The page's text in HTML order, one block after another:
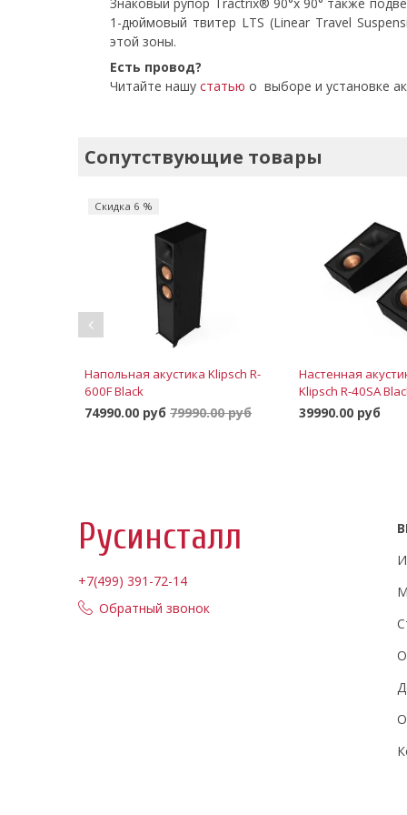
1-дюймовый твитер LTS (Linear Travel
этой зоны.
Есть провод?
Читайте нашу статью о выборе и установке
Сопутствующие товары
Скидка 6 %
Напольная акустика Klipsch R-
600F Black
74990.00 руб 79990.00 руб
Настенная
Klipsch R-40SA
39990.00 руб
Русинсталл
+7(499) 391-72-14
Обратный звонок